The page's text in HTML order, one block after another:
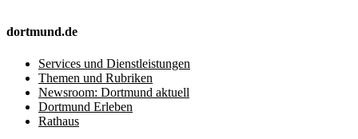
dortmund.de
Services und Dienstleistungen
Themen und Rubriken
Newsroom: Dortmund aktuell
Dortmund Erleben
Rathaus